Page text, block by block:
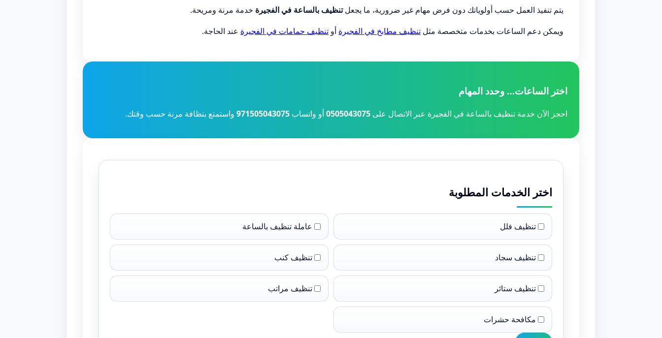
يتم تنفيذ العمل حسب أولوياتك دون فرض مهام غير ضرورية، ما يجعلتنظيف بالساعة في الفجيرة خدمة مرنة ومريحة.
ويمكن دعم الساعات بخدمات متخصصة مثل تنظيف مطابخ في الفجيرة أو تنظيف حمامات في الفجيرة عند الحاجة.
اختر الساعات… وحدد المهام
احجز الآن خدمة تنظيف بالساعة في الفجيرة عبر الاتصال على 0505043075أو واتساب 971505043075 واستمتع بنظافة مرنة حسب وقتك.
اختر الخدمات المطلوبة
تنظيف فلل عاملة تنظيف بالساعة
تنظيف سجاد تنظيف كنب
تنظيف ستائر تنظيف مراتب
مكافحة حشرات